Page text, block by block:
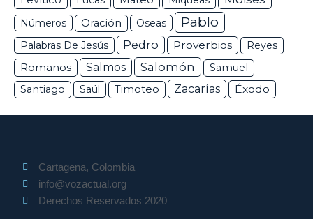
Números Oración Oseas Pablo
Palabras De Jesús Pedro Proverbios Reyes
Romanos Salmos Salomón
Samuel
Santiago
Saúl Timoteo Zacarías Éxodo
Cartagena, Colombia
info@vozactual.org
Derechos Reservados 2020